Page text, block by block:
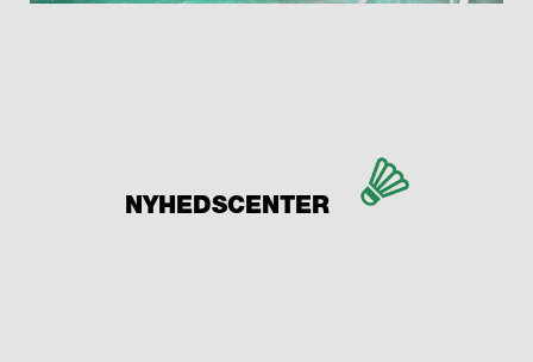
NYHEDSCENTER